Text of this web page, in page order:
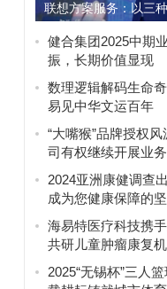
联想方案服务：以三
三类算力场景的混合
健合集团2025中期
振，长期价值显现
数理逻辑解码生命
易见中华文运百年
“大嘴猴”品牌授权
司有权继续开展业务
2024亚洲康健调查
成为您健康保障的
海易特医疗科技携
共研儿童肿瘤康复
2025“无锡杯”三人